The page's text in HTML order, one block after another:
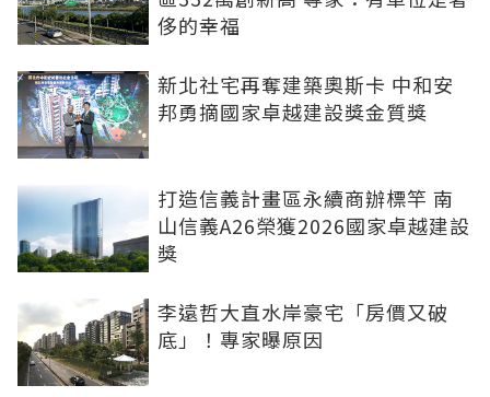
侈的幸福
新北社宅再奪建築奧斯卡 中和安
邦勇摘國家卓越建設獎金質獎
打造信義計畫區永續商辦標竿 南
山信義A26榮獲2026國家卓越建設
獎
李遠哲大直水岸豪宅「房價又破
底」！專家曝原因